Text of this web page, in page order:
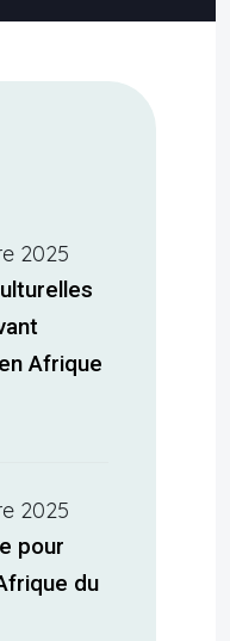
2025
Afrique
2025
pour
du